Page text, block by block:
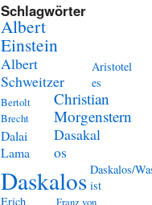
Schlagwörter
Albert
Einstein
Albert
Schweitzer
Aristotel
es
Bertolt
Brecht
Christian
Morgenstern
Dalai
Lama
Dasakal
os
Daskalos Daskalos/
ist
Erich
Franz von